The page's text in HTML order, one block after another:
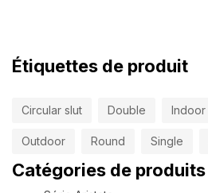
Étiquettes de produit
Circular slut Double Indoor
Outdoor Round Single
Catégories de produits